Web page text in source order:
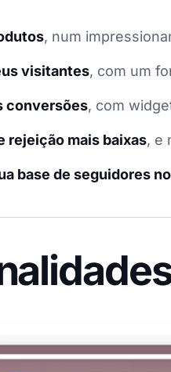
, num
visitantes, com um
conversões, com
rejeição mais baixas, e
base de seguidores